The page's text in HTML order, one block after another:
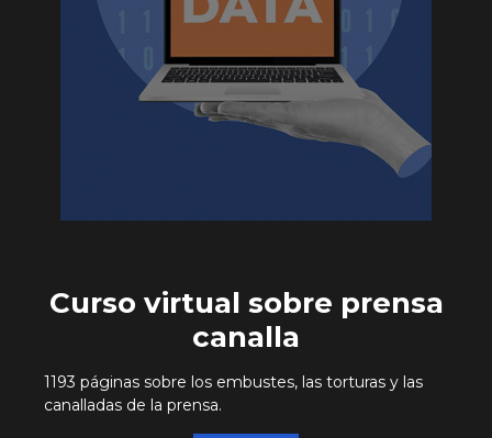
Curso virtual sobre prensa
canalla
1193 páginas sobre los embustes, las torturas y las
canalladas de la prensa.